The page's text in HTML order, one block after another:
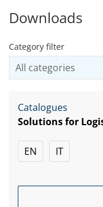
Downloads
Category filter
Catalogues
Solutions for
EN IT